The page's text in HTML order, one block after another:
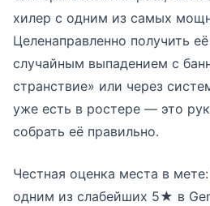
хилер с одним из самых
Целенаправленно получить
случайным выпадением с
странствие» или через
уже есть в ростере — это
собрать её правильно.
Честная оценка места в
одним из слабейших 5★ в